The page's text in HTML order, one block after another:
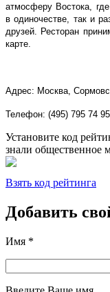
атмосферу Востока,
в одиночестве, так и
друзей.
Ресторан
карте.
Адрес: Москва,
Телефон: (495) 795 74 95
Установите код
знали общественное
Взять код рейтинга
Добавить
Имя *